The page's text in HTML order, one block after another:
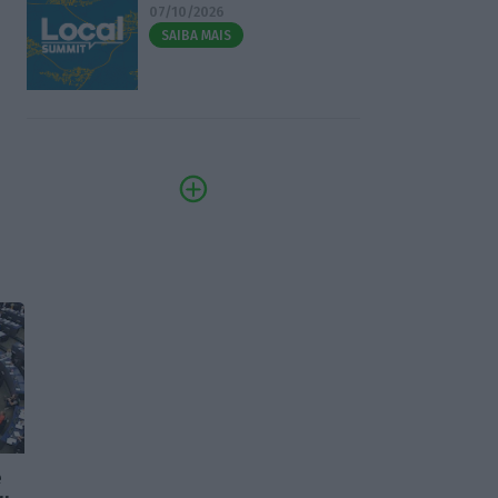
07/10/2026
SAIBA MAIS